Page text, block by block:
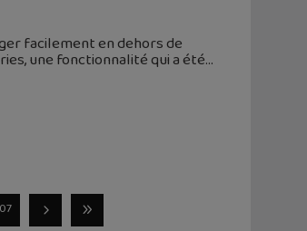
facilement en dehors de
une fonctionnalité qui a été